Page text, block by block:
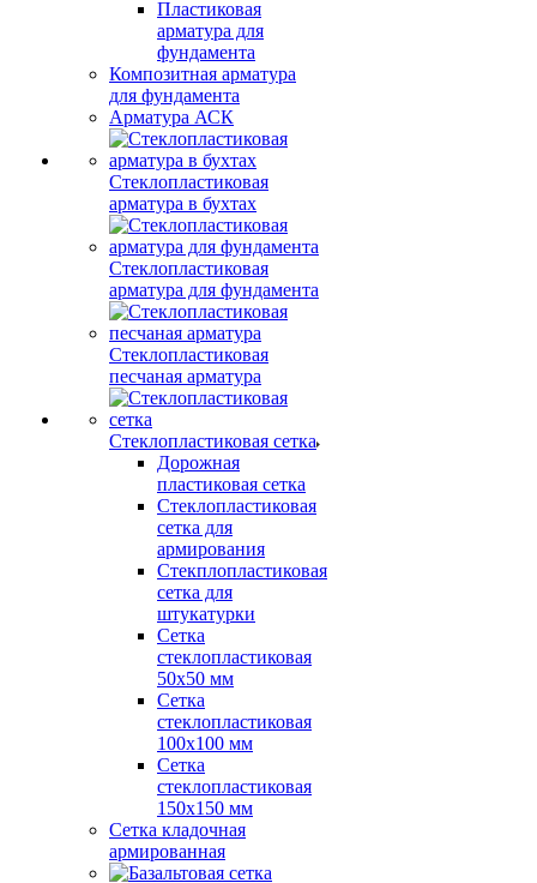
Пластиковая
арматура для
фундамента
Композитная арматура
для фундамента
Арматура АСК
Стеклопластиковая
арматура в бухтах
Стеклопластиковая
арматура для фундамента
Стеклопластиковая
песчаная арматура
Стеклопластиковая сетка
Дорожная
пластиковая сетка
Стеклопластиковая
сетка для
армирования
Стекплопластиковая
сетка для
штукатурки
Сетка
стеклопластиковая
50x50 мм
Сетка
стеклопластиковая
100x100 мм
Сетка
стеклопластиковая
150x150 мм
Сетка кладочная
армированная